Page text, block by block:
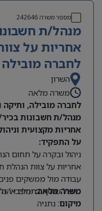
מספר משרה242646
מנהל/ת
אחריות על
לחברה מובילה
השרון
משרה מלאה
לחברה מובילה, ותיקה
מנהל/ת חשבונות
אחריות מקצועית
על התפקיד:
ניהול ובקרה על תחום
אחריות על צוות הנהלת
עבודה מול ממשקים פנים
טיפול שוטף בתהליכי
משרה מלאה:ימים א’-ה’,
מיקום: נתניה